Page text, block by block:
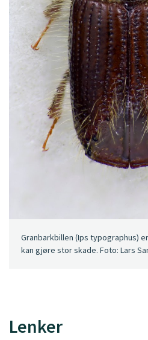
Granbarkbillen (Ips typographus)
kan gjøre stor skade. Foto: Lars
Lenker